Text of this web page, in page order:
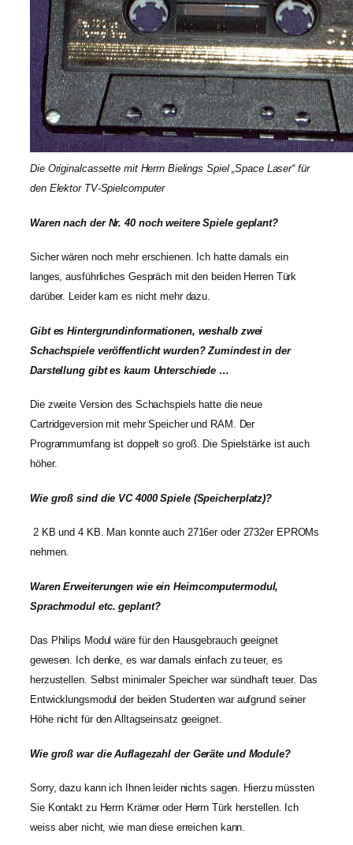
Die Originalcassette mit Herrn Bielings Spiel „Space Laser“ für
den Elektor TV-Spielcomputer
Waren nach der Nr. 40 noch weitere Spiele geplant?
Sicher wären noch mehr erschienen. Ich hatte damals ein
langes, ausführliches Gespräch mit den beiden Herren Türk
darüber. Leider kam es nicht mehr dazu.
Gibt es Hintergrundinformationen, weshalb zwei
Schachspiele veröffentlicht wurden? Zumindest in der
Darstellung gibt es kaum Unterschiede …
Die zweite Version des Schachspiels hatte die neue
Cartridgeversion mit mehr Speicher und RAM. Der
Programmumfang ist doppelt so groß. Die Spielstärke ist auch
höher.
Wie groß sind die VC 4000 Spiele (Speicherplatz)?
2 KB und 4 KB. Man konnte auch 2716er oder 2732er EPROMs
nehmen.
Waren Erweiterungen wie ein Heimcomputermodul,
Sprachmodul etc. geplant?
Das Philips Modul wäre für den Hausgebrauch geeignet
gewesen. Ich denke, es war damals einfach zu teuer, es
herzustellen. Selbst minimaler Speicher war sündhaft teuer. Das
Entwicklungsmodul der beiden Studenten war aufgrund seiner
Höhe nicht für den Alltagseinsatz geeignet.
Wie groß war die Auflagezahl der Geräte und Module?
Sorry, dazu kann ich Ihnen leider nichts sagen. Hierzu müssten
Sie Kontakt zu Herrn Krämer oder Herrn Türk herstellen. Ich
weiss aber nicht, wie man diese erreichen kann.